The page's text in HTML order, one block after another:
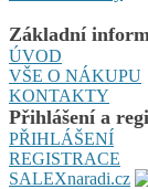
Základní
ÚVOD
VŠE O NÁKUPU
KONTAKTY
Přihlášení a
PŘIHLÁŠENÍ
REGISTRACE
SALEXnaradi.cz